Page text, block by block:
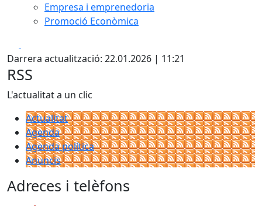
Empresa i emprenedoria
Promoció Econòmica
Darrera actualització: 22.01.2026 | 11:21
RSS
L'actualitat a un clic
Actualitat
Agenda
Agenda política
Anuncis
Adreces i telèfons